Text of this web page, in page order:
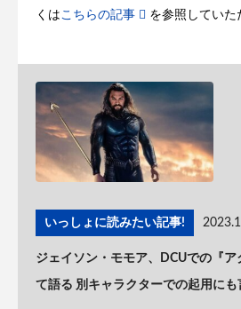
くはこちらの記事 を参照していた
いっしょに読みたい記事!
ジェイソン・モモア、DCUでの『
て語る 別キャラクターでの起用にも